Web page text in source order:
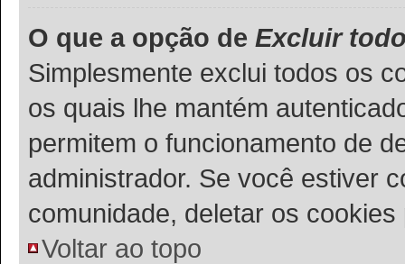
O que a opção de Excluir
Simplesmente exclui todos os
os quais lhe mantém
permitem o funcionamento de
administrador. Se você estiver
comunidade, deletar os
Voltar ao topo